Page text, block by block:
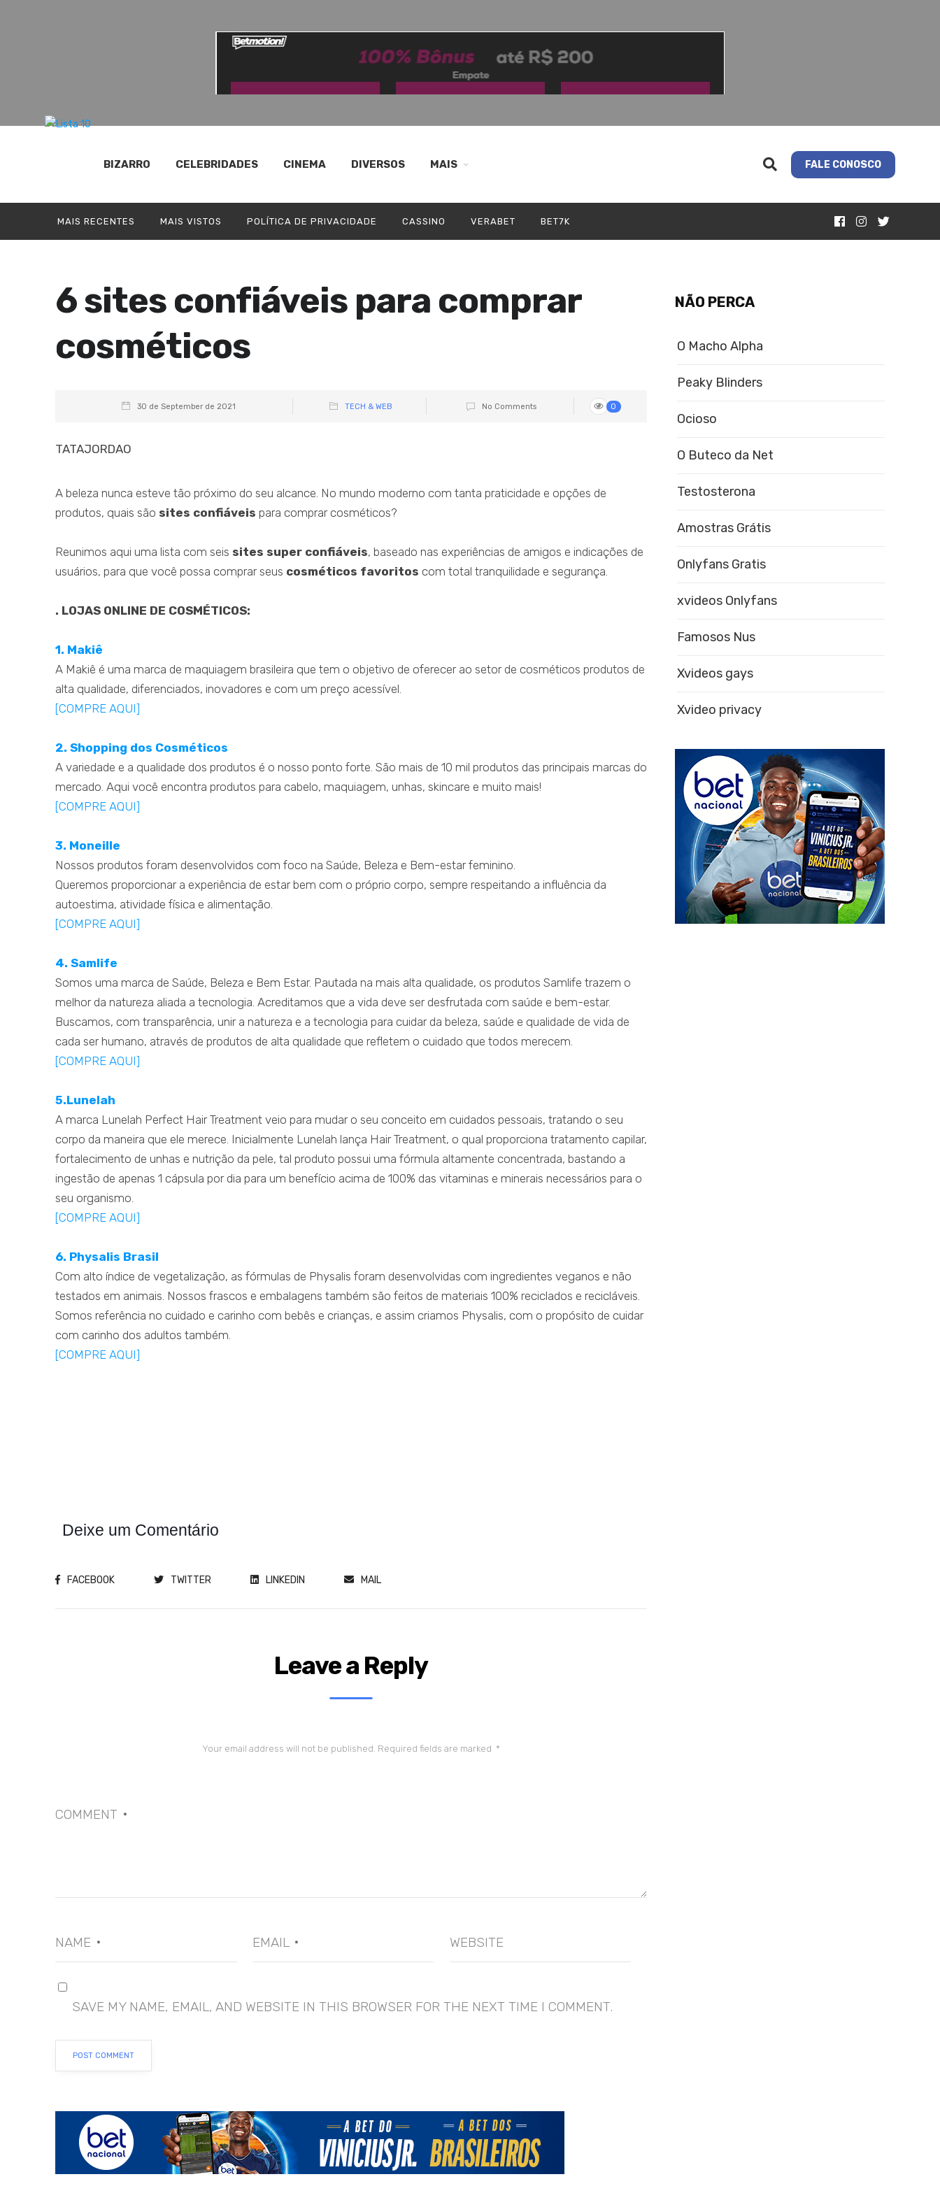
BIZARRO CELEBRIDADES CINEMA DIVERSOS MAIS FALE CONOSCO
MAIS RECENTES MAIS VISTOS POLÍTICA DE PRIVACIDADE CASSINO VERABET BET7K
6 sites confiáveis para comprar
cosméticos
30 de September de 2021 TECH & WEB No Comments 0
TATAJORDAO
A beleza nunca esteve tão próximo do seu alcance. No mundo moderno com tanta praticidade e opções de
produtos, quais são sites confiáveis para comprar cosméticos?
Reunimos aqui uma lista com seis sites super confiáveis, baseado nas experiências de amigos e indicações de
usuários, para que você possa comprar seus cosméticos favoritos com total tranquilidade e segurança.
. LOJAS ONLINE DE COSMÉTICOS:
1. Makiê
A Makiê é uma marca de maquiagem brasileira que tem o objetivo de oferecer ao setor de cosméticos produtos de
alta qualidade, diferenciados, inovadores e com um preço acessível.
[COMPRE AQUI]
2. Shopping dos Cosméticos
A variedade e a qualidade dos produtos é o nosso ponto forte. São mais de 10 mil produtos das principais marcas do
mercado. Aqui você encontra produtos para cabelo, maquiagem, unhas, skincare e muito mais!
[COMPRE AQUI]
3. Moneille
Nossos produtos foram desenvolvidos com foco na Saúde, Beleza e Bem-estar feminino.
Queremos proporcionar a experiência de estar bem com o próprio corpo, sempre respeitando a influência da
autoestima, atividade física e alimentação.
[COMPRE AQUI]
4. Samlife
Somos uma marca de Saúde, Beleza e Bem Estar. Pautada na mais alta qualidade, os produtos Samlife trazem o
melhor da natureza aliada a tecnologia. Acreditamos que a vida deve ser desfrutada com saúde e bem-estar.
Buscamos, com transparência, unir a natureza e a tecnologia para cuidar da beleza, saúde e qualidade de vida de
cada ser humano, através de produtos de alta qualidade que refletem o cuidado que todos merecem.
[COMPRE AQUI]
5.Lunelah
A marca Lunelah Perfect Hair Treatment veio para mudar o seu conceito em cuidados pessoais, tratando o seu
corpo da maneira que ele merece. Inicialmente Lunelah lança Hair Treatment, o qual proporciona tratamento capilar,
fortalecimento de unhas e nutrição da pele, tal produto possui uma fórmula altamente concentrada, bastando a
ingestão de apenas 1 cápsula por dia para um benefício acima de 100% das vitaminas e minerais necessários para o
seu organismo.
[COMPRE AQUI]
6. Physalis Brasil
Com alto índice de vegetalização, as fórmulas de Physalis foram desenvolvidas com ingredientes veganos e não
testados em animais. Nossos frascos e embalagens também são feitos de materiais 100% reciclados e recicláveis.
Somos referência no cuidado e carinho com bebês e crianças, e assim criamos Physalis, com o propósito de cuidar
com carinho dos adultos também.
[COMPRE AQUI]
Deixe um Comentário
FACEBOOK TWITTER LINKEDIN MAIL
Leave a Reply
Your email address will not be published. Required fields are marked *
COMMENT *
NAME * EMAIL * WEBSITE
SAVE MY NAME, EMAIL, AND WEBSITE IN THIS BROWSER FOR THE NEXT TIME I COMMENT.
NÃO PERCA
O Macho Alpha
Peaky Blinders
Ocioso
O Buteco da Net
Testosterona
Amostras Grátis
Onlyfans Gratis
xvideos Onlyfans
Famosos Nus
Xvideos gays
Xvideo privacy